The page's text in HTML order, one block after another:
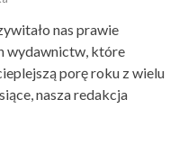
nas prawie
wydawnictw, które
porę roku z wielu
nasza redakcja